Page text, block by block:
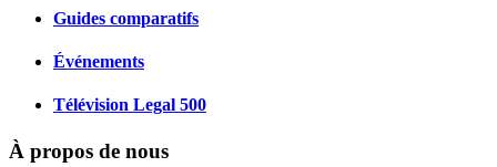
Guides comparatifs
Événements
Télévision Legal 500
À propos de nous